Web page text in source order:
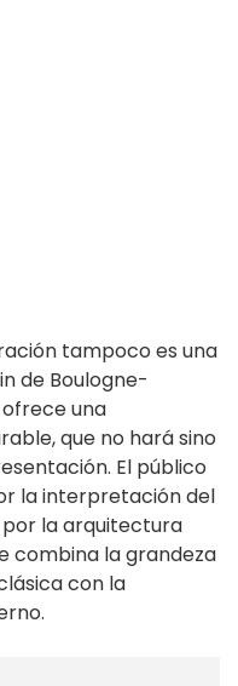
tampoco es una
de Boulogne-
ofrece una
que no hará sino
El público
la interpretación del
por la arquitectura
combina la grandeza
con la